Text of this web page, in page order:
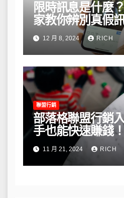
限時訊息是什麼
家教你辨別真假
險12 月 8, 2024 RICH
聯盟行銷
部落格聯盟行銷
手也能快速賺錢
11 月 21, 2024 RICH